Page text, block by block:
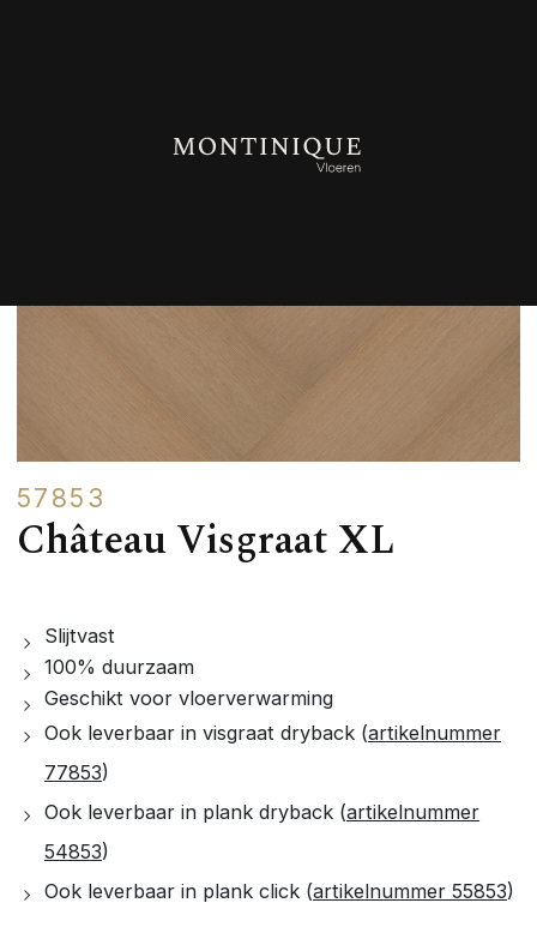
57853
Château Visgraat XL
Slijtvast
100% duurzaam
Geschikt voor vloerverwarming
Ook leverbaar in visgraat dryback (artikelnummer
77853)
Ook leverbaar in plank dryback (artikelnummer
54853)
Ook leverbaar in plank click (artikelnummer 55853)